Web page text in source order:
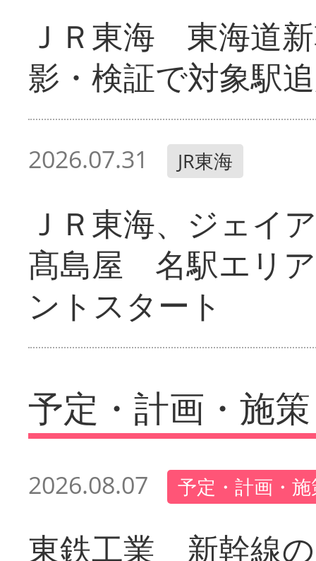
ＪＲ東海 東海道
影・検証で対象駅
2026.07.31 JR東海
ＪＲ東海、ジェイ
髙島屋 名駅エリ
ントスタート
予定・計画・施策
2026.08.07 予定・計画・
東鉄工業 新幹線